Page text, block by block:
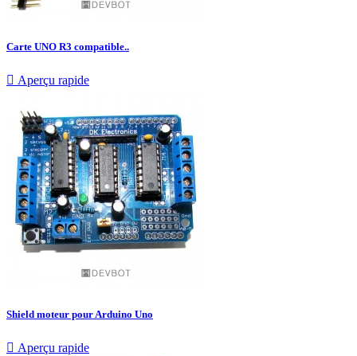
Carte UNO R3 compatible..
 Aperçu rapide
Shield moteur pour Arduino Uno
 Aperçu rapide